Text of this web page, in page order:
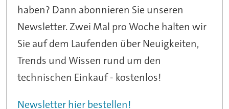
haben? Dann abonnieren Sie unseren
Newsletter. Zwei Mal pro Woche halten wir
Sie auf dem Laufenden über Neuigkeiten,
Trends und Wissen rund um den
technischen Einkauf - kostenlos!
Newsletter hier bestellen!